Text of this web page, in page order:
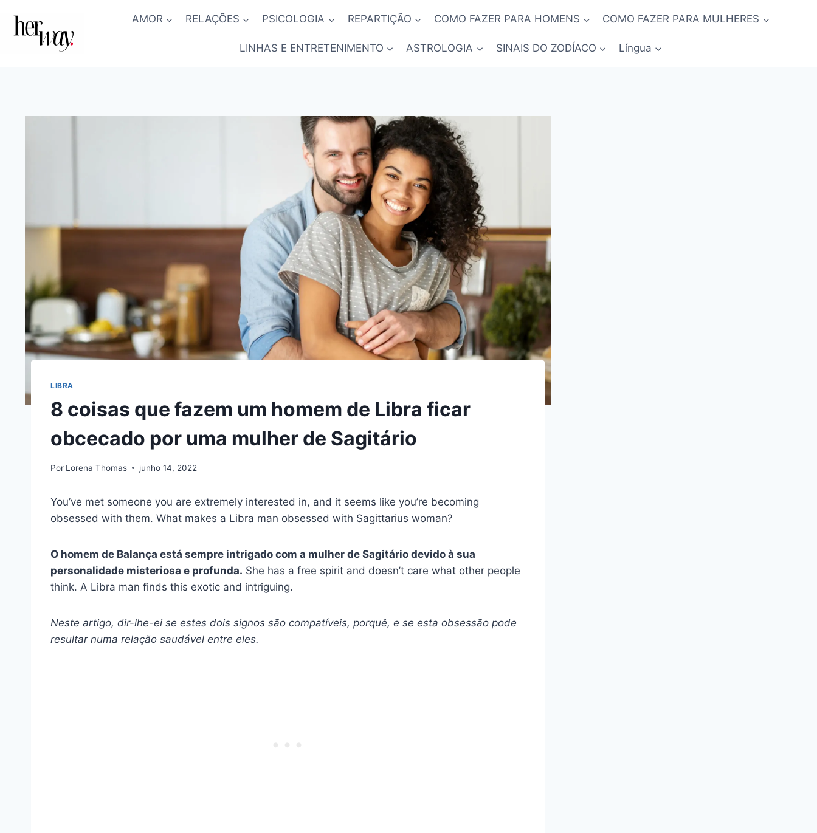
AMOR RELAÇÕES PSICOLOGIA REPARTIÇÃO COMO FAZER PARA HOMENS COMO FAZER PARA MULHERES
LINHAS E ENTRETENIMENTO ASTROLOGIA SINAIS DO ZODÍACO Língua
LIBRA
8 coisas que fazem um homem de Libra ficar
obcecado por uma mulher de Sagitário
Por Lorena Thomas junho 14, 2022
You’ve met someone you are extremely interested in, and it seems like you’re becoming
obsessed with them. What makes a Libra man obsessed with Sagittarius woman?
O homem de Balança está sempre intrigado com a mulher de Sagitário devido à sua
personalidade misteriosa e profunda. She has a free spirit and doesn’t care what other people
think. A Libra man finds this exotic and intriguing.
Neste artigo, dir-lhe-ei se estes dois signos são compatíveis, porquê, e se esta obsessão pode
resultar numa relação saudável entre eles.